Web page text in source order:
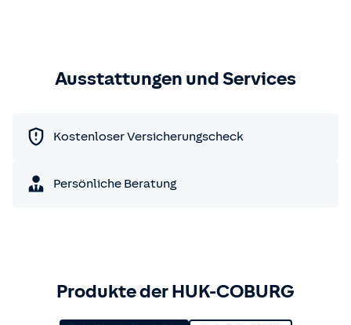
Ausstattungen und Services
Kostenloser Versicherungscheck
Persönliche Beratung
Produkte der HUK-COBURG